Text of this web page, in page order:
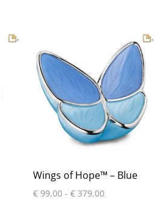
Wings of Hope™ – Blue
€ 99,00 - € 379,00Prijsklasse: